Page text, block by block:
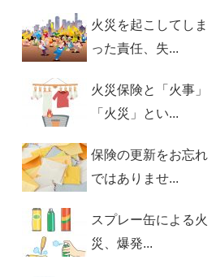
火災を起こしてしま
った責任、失...
火災保険と「火事」
「火災」とい...
保険の更新をお忘れ
ではありませ...
スプレー缶による火
災、爆発...